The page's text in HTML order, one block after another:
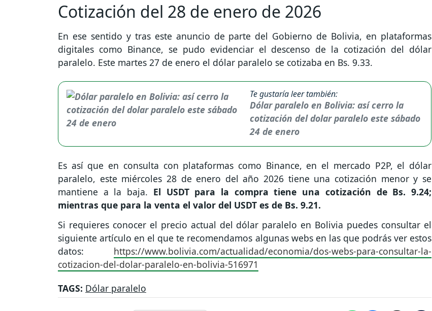
Cotización del 28 de enero de 2026
En ese sentido y tras este anuncio de parte del Gobierno de Bolivia, en plataformas
digitales como Binance, se pudo evidenciar el descenso de la cotización del dólar
paralelo. Este martes 27 de enero el dólar paralelo se cotizaba en Bs. 9.33.
Te gustaría leer también:
Dólar paralelo en Bolivia: así cerro la
cotización del dolar paralelo este sábado
24 de enero
Es así que en consulta con plataformas como Binance, en el mercado P2P, el dólar
paralelo, este miércoles 28 de enero del año 2026 tiene una cotización menor y se
mantiene a la baja. El USDT para la compra tiene una cotización de Bs. 9.24;
mientras que para la venta el valor del USDT es de Bs. 9.21.
Si requieres conocer el precio actual del dólar paralelo en Bolivia puedes consultar el
siguiente artículo en el que te recomendamos algunas webs en las que podrás ver estos
datos: https://www.bolivia.com/actualidad/economia/dos-webs-para-consultar-la-
cotizacion-del-dolar-paralelo-en-bolivia-516971
TAGS: Dólar paralelo